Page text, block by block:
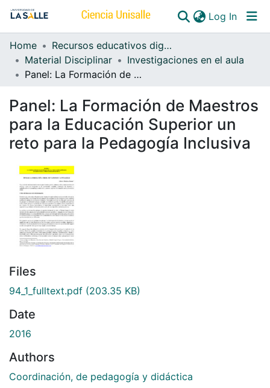
Log In
Communities & Collections
All of DSpace
Home
Recursos educativos digitales
Material Disciplinar
Investigaciones en el aula
Panel: La Formación de Maestros para la Educación Superior un reto para la Pedagogía Inclusiva
Panel: La Formación de Maestros
para la Educación Superior un
reto para la Pedagogía Inclusiva
Files
94_1_fulltext.pdf (203.35 KB)
Date
2016
Authors
Coordinación, de pedagogía y didáctica